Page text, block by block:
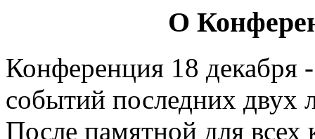
О
Конференция 18 декабря
событий последних двух
После памятной для всех